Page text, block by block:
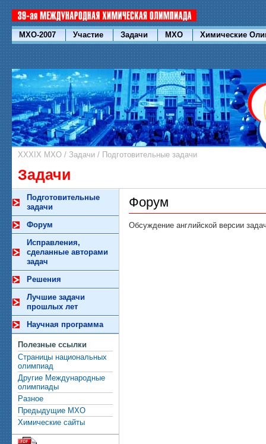
МХО-2007 Участие Задачи МХО Химические
XXXIX МХО/ Задачи/ Подготовительные задачи
Задачи
Подготовительные
задачи
Форум
Исправления,
сделанные авторами
задач
Решения
Лучшие задачи
прошлых лет
Научная программа
Полезные ссылки
Страницы национальных
олимпиад
Другие Международные
олимпиады
Разное
Предыдущие МХО
Химические сайты
Форум
Обсуждение английской версии